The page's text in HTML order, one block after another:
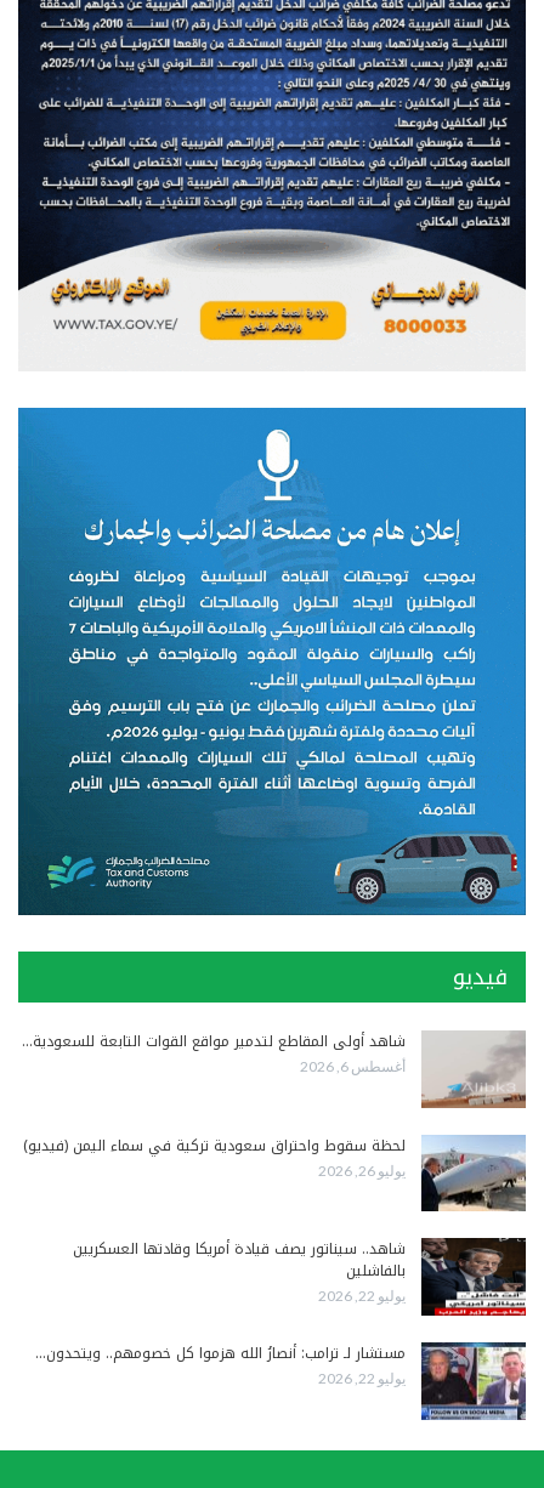
فيديو
شاهد أولى المقاطع لتدمير مواقع القوات التابعة للسعودية…
أغسطس 6, 2026
لحظة سقوط واحتراق سعودية تركية في سماء اليمن (فيديو)
يوليو 26, 2026
شاهد.. سيناتور يصف قيادة أمريكا وقادتها العسكريين
بالفاشلين
يوليو 22, 2026
مستشار لـ ترامب: أنصارُ الله هزموا كل خصومهم.. ويتحدون…
يوليو 22, 2026